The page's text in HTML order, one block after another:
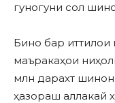
гуногуни сол
Бино бар
маъракаҳои
млн дарахт
ҳазораш аллакай